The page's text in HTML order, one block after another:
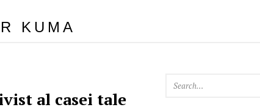
KUMA
al casei tale